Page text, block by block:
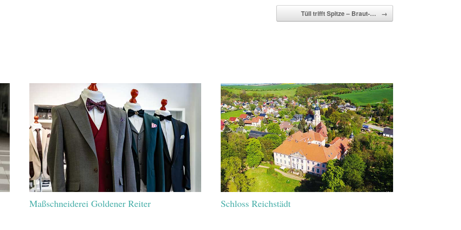
Tüll trifft Spitze – Braut-… →
Maßschneiderei Goldener Reiter Schloss Reichstädt